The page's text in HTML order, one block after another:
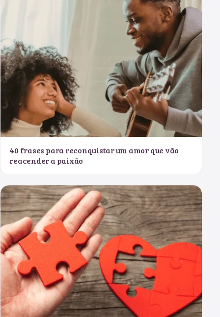
40 frases para reconquistar um amor que vão
reacender a paixão